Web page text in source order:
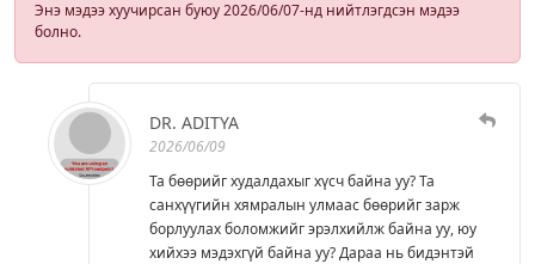
Энэ мэдээ хуучирсан буюу 2026/06/07-нд нийтлэгдсэн мэдээ
болно.
DR. ADITYA
2026/06/09
Та бөөрийг худалдахыг хүсч байна уу? Та
санхүүгийн хямралын улмаас бөөрийг зарж
борлуулах боломжийг эрэлхийлж байна уу, юу
хийхээ мэдэхгүй байна уу? Дараа нь бидэнтэй